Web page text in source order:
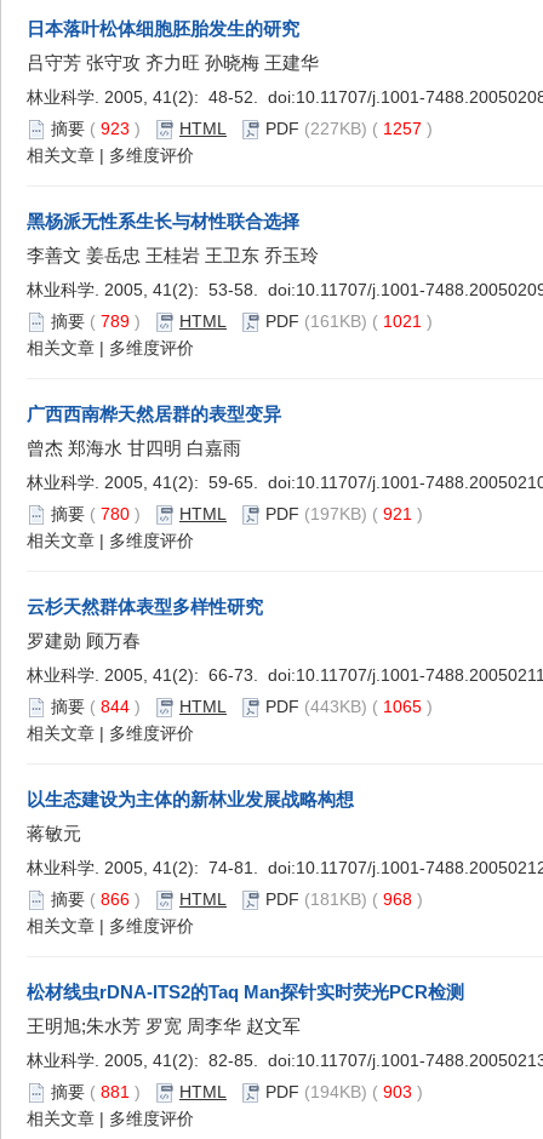
日本落叶松体细胞胚胎发生的研究
吕守芳 张守攻 齐力旺 孙晓梅 王建华
林业科学. 2005, 41(2): 48-52. doi:10.11707/j.1001-
摘要 ( 923 ) HTML PDF (227KB) ( 1257 )
相关文章 | 多维度评价
黑杨派无性系生长与材性联合选择
李善文 姜岳忠 王桂岩 王卫东 乔玉玲
林业科学. 2005, 41(2): 53-58. doi:10.11707/j.1001-
摘要 ( 789 ) HTML PDF (161KB) ( 1021 )
相关文章 | 多维度评价
广西西南桦天然居群的表型变异
曾杰 郑海水 甘四明 白嘉雨
林业科学. 2005, 41(2): 59-65. doi:10.11707/j.1001-
摘要 ( 780 ) HTML PDF (197KB) ( 921 )
相关文章 | 多维度评价
云杉天然群体表型多样性研究
罗建勋 顾万春
林业科学. 2005, 41(2): 66-73. doi:10.11707/j.1001-
摘要 ( 844 ) HTML PDF (443KB) ( 1065 )
相关文章 | 多维度评价
以生态建设为主体的新林业发展战略构想
蒋敏元
林业科学. 2005, 41(2): 74-81. doi:10.11707/j.1001-
摘要 ( 866 ) HTML PDF (181KB) ( 968 )
相关文章 | 多维度评价
松材线虫rDNA-ITS2的Taq Man探针实时荧光PCR检测
王明旭;朱水芳 罗宽 周李华 赵文军
林业科学. 2005, 41(2): 82-85. doi:10.11707/j.1001-
摘要 ( 881 ) HTML PDF (194KB) ( 903 )
相关文章 | 多维度评价